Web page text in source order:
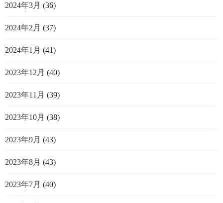
2024年3月 (36)
2024年2月 (37)
2024年1月 (41)
2023年12月 (40)
2023年11月 (39)
2023年10月 (38)
2023年9月 (43)
2023年8月 (43)
2023年7月 (40)